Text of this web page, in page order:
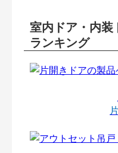
室内ドア・内装
ランキング